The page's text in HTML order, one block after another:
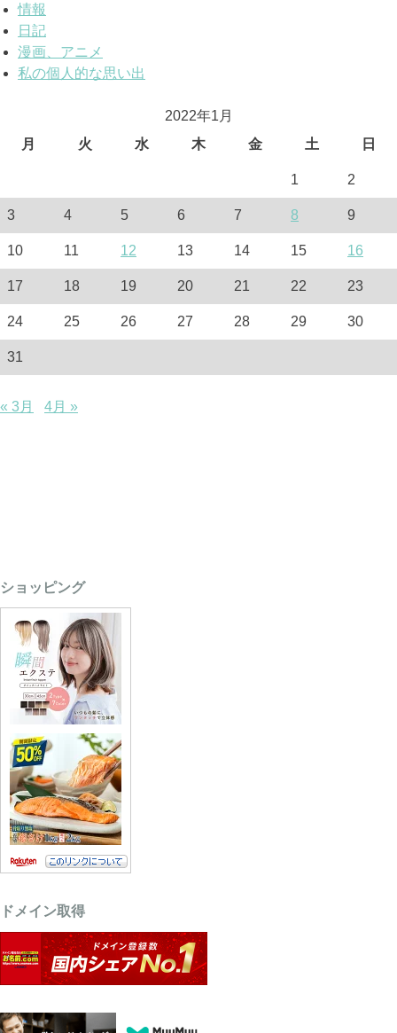
情報
日記
漫画、アニメ
私の個人的な思い出
2022年1月
月
火 水 木 金 土 日
1 2
3 4 5 6 7 8 9
10 11 12 13 14 15 16
17 18 19 20 21 22 23
24 25 26 27 28 29 30
31
« 3月 4月 »
ショッピング
ドメイン取得